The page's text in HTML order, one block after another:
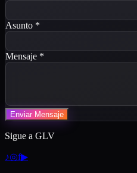
Asunto *
Mensaje *
Enviar Mensaje
Sigue a GLV
♪◎f▶